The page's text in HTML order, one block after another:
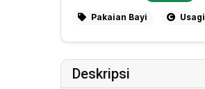
Pakaian Bayi Usagi
Deskripsi